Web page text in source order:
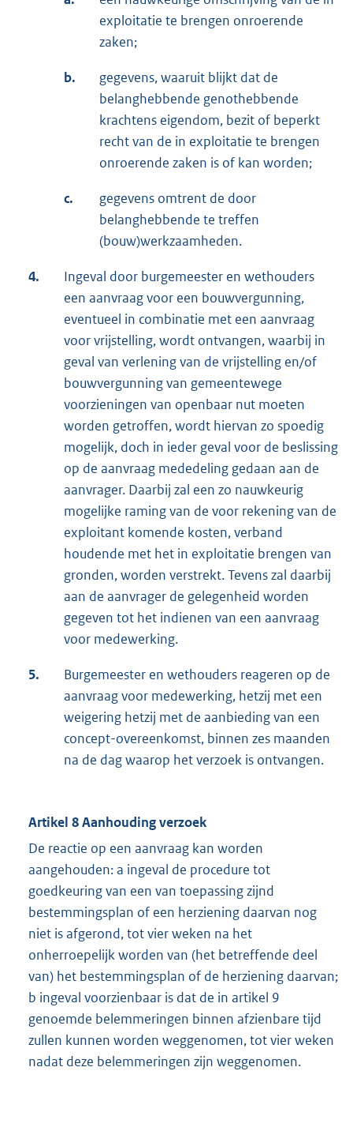
exploitatie te brengen onroerende
zaken;
b.
gegevens, waaruit blijkt dat de
belanghebbende genothebbende
krachtens eigendom, bezit of beperkt
recht van de in exploitatie te brengen
onroerende zaken is of kan worden;
c.
gegevens omtrent de door
belanghebbende te treffen
(bouw)werkzaamheden.
4.
Ingeval door burgemeester en wethouders
een aanvraag voor een bouwvergunning,
eventueel in combinatie met een aanvraag
voor vrijstelling, wordt ontvangen, waarbij in
geval van verlening van de vrijstelling en/of
bouwvergunning van gemeentewege
voorzieningen van openbaar nut moeten
worden getroffen, wordt hiervan zo spoedig
mogelijk, doch in ieder geval voor de beslissing
op de aanvraag mededeling gedaan aan de
aanvrager. Daarbij zal een zo nauwkeurig
mogelijke raming van de voor rekening van de
exploitant komende kosten, verband
houdende met het in exploitatie brengen van
gronden, worden verstrekt. Tevens zal daarbij
aan de aanvrager de gelegenheid worden
gegeven tot het indienen van een aanvraag
voor medewerking.
5.
Burgemeester en wethouders reageren op de
aanvraag voor medewerking, hetzij met een
weigering hetzij met de aanbieding van een
concept-overeenkomst, binnen zes maanden
na de dag waarop het verzoek is ontvangen.
Artikel 8 Aanhouding verzoek
De reactie op een aanvraag kan worden
aangehouden: a ingeval de procedure tot
goedkeuring van een van toepassing zijnd
bestemmingsplan of een herziening daarvan nog
niet is afgerond, tot vier weken na het
onherroepelijk worden van (het betreffende deel
van) het bestemmingsplan of de herziening daarvan;
b ingeval voorzienbaar is dat de in artikel 9
genoemde belemmeringen binnen afzienbare tijd
zullen kunnen worden weggenomen, tot vier weken
nadat deze belemmeringen zijn weggenomen.